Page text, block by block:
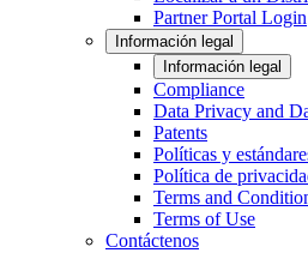
Partner Portal Login
Información legal
Información legal
Compliance
Data Privacy and
Patents
Políticas y
Política de
Terms and
Terms of Use
Contáctenos